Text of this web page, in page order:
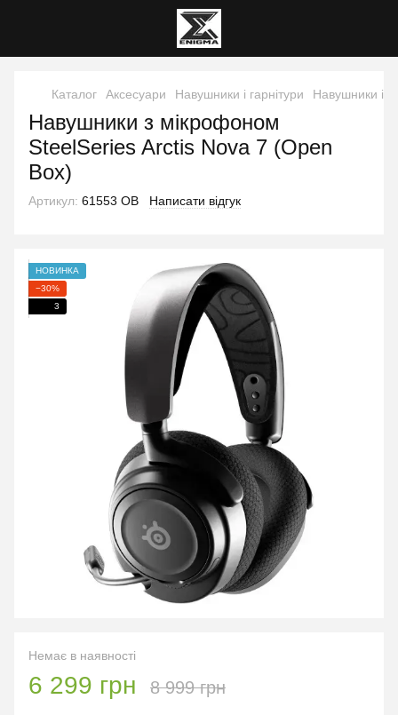
Каталог Аксесуари Навушники і гарнітури Навушники і
Навушники з мікрофоном
SteelSeries Arctis Nova 7 (Open
Box)
Артикул: 61553 OB Написати відгук
НОВИНКА
−30%
3
Немає в наявності
6 299 грн 8 999 грн